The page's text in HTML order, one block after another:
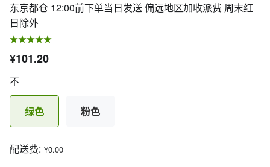
东京都仓 12:00前下单当日发送 偏远地区加收派费 周末红
日除外
¥101.20
不
绿色 粉色
配送费: ¥0.00